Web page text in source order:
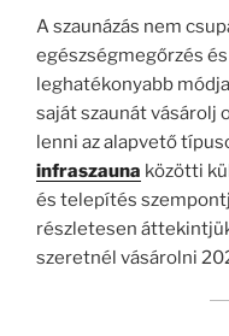
A szaunázás nem
egészségmegőrzés
leghatékonyabb
saját szaunát vásárolj
lenni az alapvető
infraszauna közötti
és telepítés
részletesen
szeretnél vásárolni